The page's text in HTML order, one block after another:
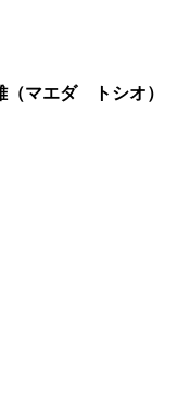
マエダ トシオ）